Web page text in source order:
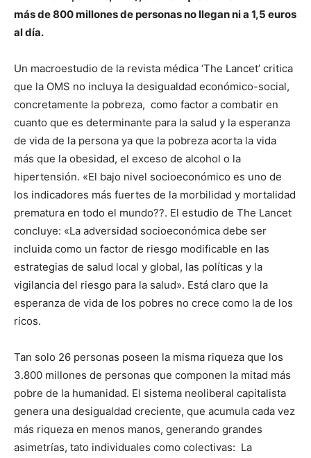
más de 800 millones de personas no llegan ni a 1,5 euros
al día.
Un macroestudio de la revista médica ‘The Lancet’ critica
que la OMS no incluya la desigualdad económico-social,
concretamente la pobreza, como factor a combatir en
cuanto que es determinante para la salud y la esperanza
de vida de la persona ya que la pobreza acorta la vida
más que la obesidad, el exceso de alcohol o la
hipertensión. «El bajo nivel socioeconómico es uno de
los indicadores más fuertes de la morbilidad y mortalidad
prematura en todo el mundo??. El estudio de The Lancet
concluye: «La adversidad socioeconómica debe ser
incluida como un factor de riesgo modificable en las
estrategias de salud local y global, las políticas y la
vigilancia del riesgo para la salud». Está claro que la
esperanza de vida de los pobres no crece como la de los
ricos.
Tan solo 26 personas poseen la misma riqueza que los
3.800 millones de personas que componen la mitad más
pobre de la humanidad. El sistema neoliberal capitalista
genera una desigualdad creciente, que acumula cada vez
más riqueza en menos manos, generando grandes
asimetrías, tato individuales como colectivas: La